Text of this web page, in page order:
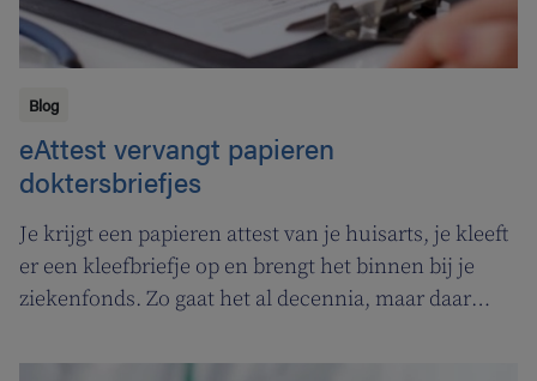
Blog
eAttest vervangt papieren
doktersbriefjes
Je krijgt een papieren attest van je huisarts, je kleeft
er een kleefbriefje op en brengt het binnen bij je
ziekenfonds. Zo gaat het al decennia, maar daar
elektronisch attest (eAttest) het licht, een